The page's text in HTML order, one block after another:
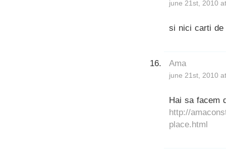
june 21st, 2010
si nici carti de
Ama
june 21st, 2010
Hai sa facem
http://
place.html